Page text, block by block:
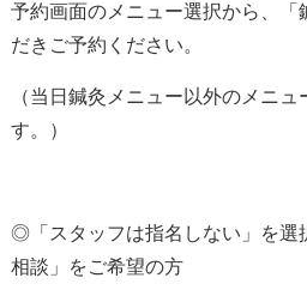
予約画面のメニュー選択から、「
だきご予約ください。
（当日鍼灸メニュー以外のメニ
す。）
◎「スタッフは指名しない」を選
相談」をご希望の方